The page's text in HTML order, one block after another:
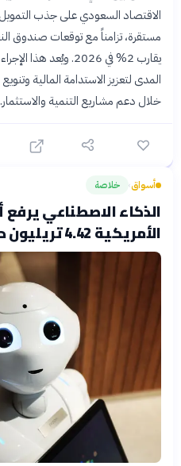
الاقتصاد السعودي على جذب
مستقرة، تزامناً مع توقعات صندوق
يقارب 2% في 2026.
المدى لتعزيز الاستدامة المالية
خلال دعم مشاريع التنمية والاستثمار.
أسواق› خلاصة
الذكاء الاصطناعي يرفع
الأمريكية 4.42 تريليون دولار